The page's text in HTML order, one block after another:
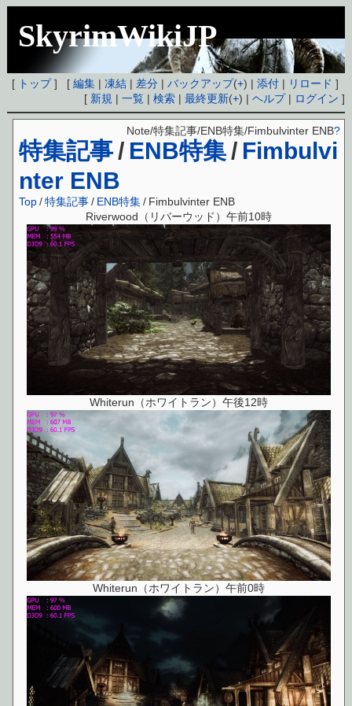
SkyrimWikiJP
[ トップ] [編集 |凍結 | 差分 |バックアップ(+) |添付 | リロード ]
[ 新規 |一覧 |検索 |最終更新(+) |ヘルプ| ログイン ]
特集記事 / ENB特集 / Fimbulvi
nter ENB
Note/特集記事/ENB特集/Fimbulvinter ENB?
Top /特集記事/ ENB特集/ Fimbulvinter ENB
Riverwood（リバーウッド）午前10時
Whiterun（ホワイトラン）午後12時
Whiterun（ホワイトラン）午前0時